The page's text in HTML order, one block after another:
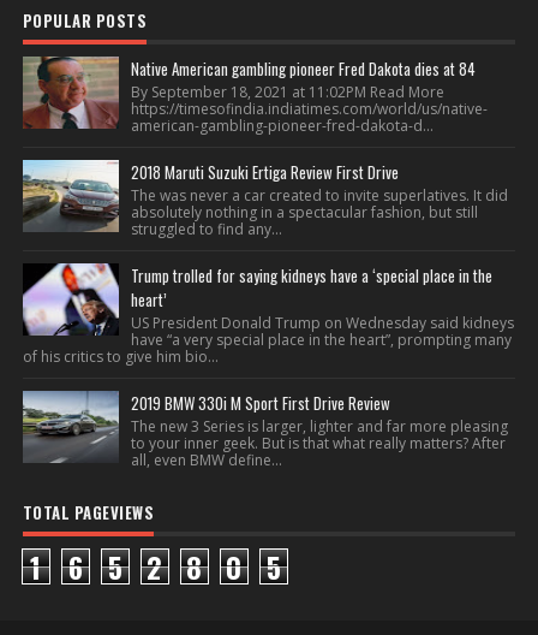
POPULAR POSTS
Native American gambling pioneer Fred Dakota dies at 84
By September 18, 2021 at 11:02PM Read More
https://timesofindia.indiatimes.com/world/us/native-
american-gambling-pioneer-fred-dakota-d...
2018 Maruti Suzuki Ertiga Review First Drive
The was never a car created to invite superlatives. It did
absolutely nothing in a spectacular fashion, but still
struggled to find any...
Trump trolled for saying kidneys have a ‘special place in the
heart’
US President Donald Trump on Wednesday said kidneys
have “a very special place in the heart”, prompting many
of his critics to give him bio...
2019 BMW 330i M Sport First Drive Review
The new 3 Series is larger, lighter and far more pleasing
to your inner geek. But is that what really matters? After
all, even BMW define...
TOTAL PAGEVIEWS
1 6 5 2 8 0 5